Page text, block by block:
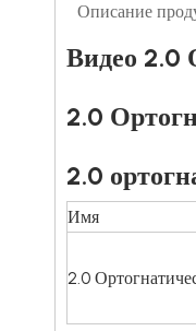
Описание
Видео 2.0
2.0
2.0
Имя
2.0